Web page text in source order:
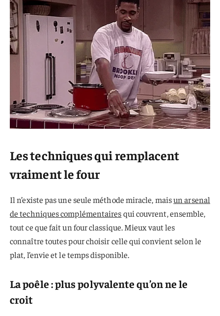
Les techniques qui remplacent
vraiment le four
Il n’existe pas une seule méthode miracle, maisun arsenal
de techniques complémentairesqui couvrent, ensemble,
tout ce que fait un four classique. Mieux vaut les
connaître toutes pour choisir celle qui convient selon le
plat, l’envie et le temps disponible.
La poêle : plus polyvalente qu’on ne le
croit